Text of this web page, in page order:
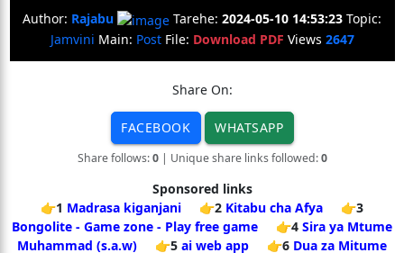
Author: Rajabu Tarehe: 2024-05-10 14:53:23 Topic:
Jamvini Main: PostFile: Download PDF Views 2647
Share On:
FACEBOOK WHATSAPP
Share follows:0| Unique share links followed:0
Sponsored links
👉1 Madrasa kiganjani 👉2 Kitabu cha Afya
👉3
Bongolite - Game zone - Play free game
👉4 Sira ya Mtume
Muhammad (s.a.w)
👉5 ai web app 👉6 Dua za Mitume